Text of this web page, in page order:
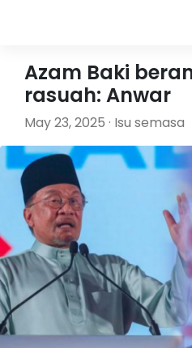
Azam Baki
rasuah: Anwar
May 23, 2025 · Isu semasa